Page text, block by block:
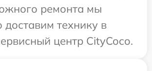
ремонта мы
доставим технику в
центр CityCoco.